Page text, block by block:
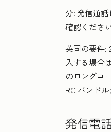
分: 発信通話
確認ください
英国の要件:
入する場合
のロングコ
RC バンド
発信電